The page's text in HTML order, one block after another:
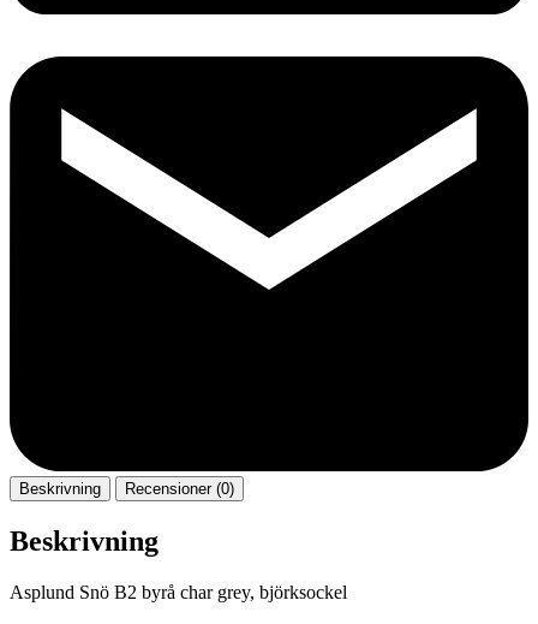
Beskrivning Recensioner (0)
Beskrivning
Asplund Snö B2 byrå char grey, björksockel